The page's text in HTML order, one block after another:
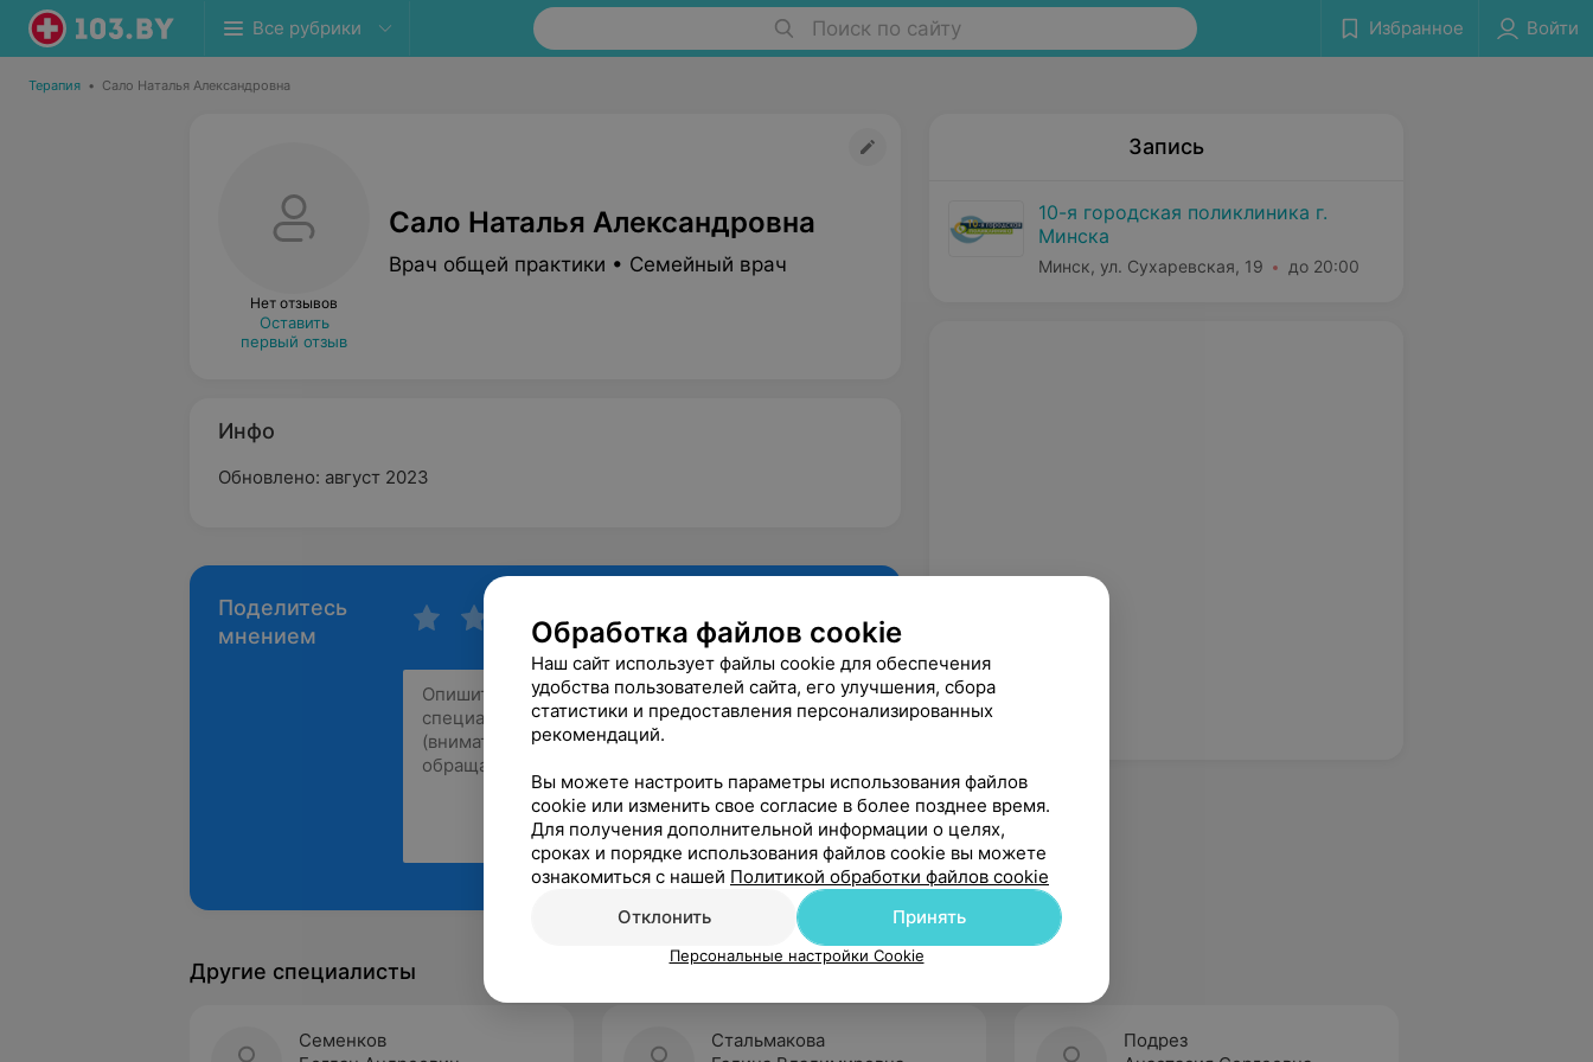
Все рубрики Поиск по сайту Избранное Войти
Терапия • Сало Наталья Александровна
Нет отзывов
Оставить
первый отзыв
Сало Наталья Александровна
Врач общей практики • Семейный врач
Инфо
Обновлено: август 2023
Поделитесь
мнением
Рекомендую
Запись
10-я городская поликлиника г.
Минска
Минск, ул. Сухаревская, 19 до 20:00
Другие специалисты
Семенков
Стальмакова
Подрез
Обработка файлов cookie
Наш сайт использует файлы cookie для обеспечения
удобства пользователей сайта, его улучшения, сбора
статистики и предоставления персонализированных
рекомендаций.
Вы можете настроить параметры использования файлов
cookie или изменить свое согласие в более позднее время.
Для получения дополнительной информации о целях,
сроках и порядке использования файлов cookie вы можете
ознакомиться с нашей Политикой обработки файлов cookie
Отклонить
Принять
Персональные настройки Cookie